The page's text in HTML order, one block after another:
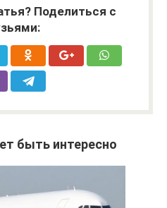
Поделиться с
быть интересно